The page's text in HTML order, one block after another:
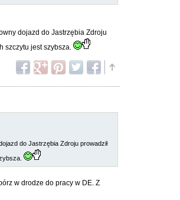
dojazd do Jastrzębia Zdroju
szczytu jest szybsza.
do Jastrzębia Zdroju prowadził
w drodze do pracy w DE. Z